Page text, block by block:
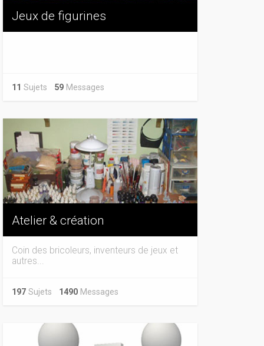
Jeux de figurines
11 Sujets 59 Messages
Atelier & création
Coin des bricoleurs, inventeurs de jeux et
autres...
197 Sujets 1490 Messages